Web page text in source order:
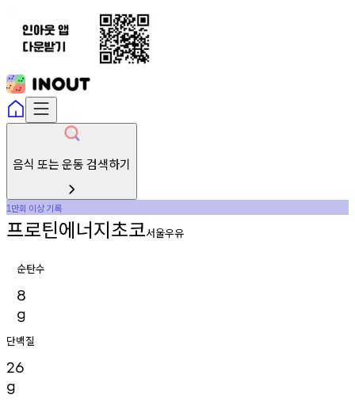
음식 또는 운동 검색하기
1만회 이상기록
프로틴에너지초코서울우유
순탄수
8
g
단백질
26
g